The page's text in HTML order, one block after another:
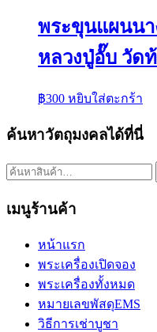
พระขุนแผนน
หลวงปู่อั๊บ วัดท้
฿300 หยิบใส่ตะกร้า
ค้นหาวัตถุมงคลได้ที่นี่
ค้นหา:
เมนูร้านค้า
หน้าแรก
พระเครื่องเปิดจอง
พระเครื่องทั้งหมด
หมายเลขพัสดุEMS
วิธีการเช่าบูชา